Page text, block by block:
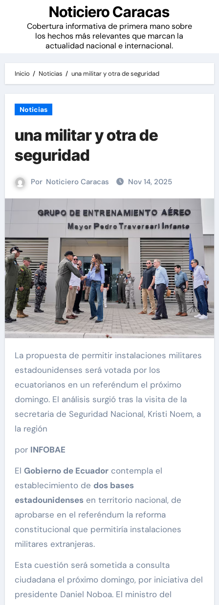
Noticiero Caracas
Cobertura informativa de primera mano sobre
los hechos más relevantes que marcan la
actualidad nacional e internacional.
Inicio Noticias una militar y otra de seguridad
Noticias
una militar y otra de
seguridad
Por Noticiero Caracas Nov 14, 2025
La propuesta de permitir instalaciones militares
estadounidenses será votada por los
ecuatorianos en un referéndum el próximo
domingo. El análisis surgió tras la visita de la
secretaria de Seguridad Nacional, Kristi Noem, a
la región
por INFOBAE
El Gobierno de Ecuadorcontempla el
establecimiento de dos bases
estadounidensesen territorio nacional, de
aprobarse en el referéndum la reforma
constitucional que permitiría instalaciones
militares extranjeras.
Esta cuestión será sometida a consulta
ciudadana el próximo domingo, por iniciativa del
presidente Daniel Noboa. El ministro del